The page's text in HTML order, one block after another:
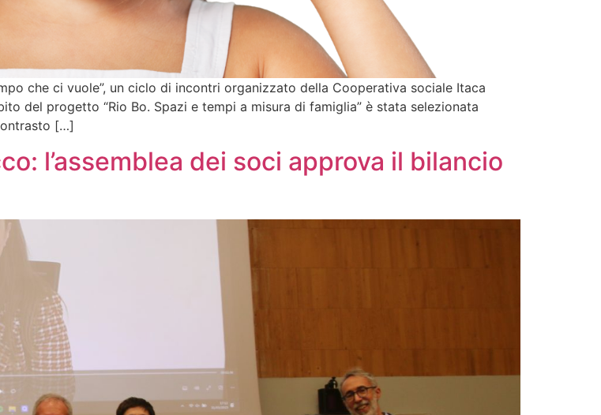
che ci vuole”, un ciclo di incontri organizzato della Cooperativa sociale Itaca
del progetto “Rio Bo. Spazi e tempi a misura di famiglia” è stata selezionata
[…]
l’assemblea dei soci approva il bilancio